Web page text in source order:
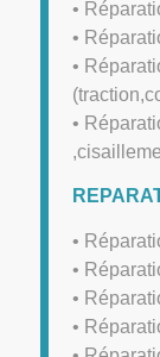
•
•
•
•
•
•
•
•